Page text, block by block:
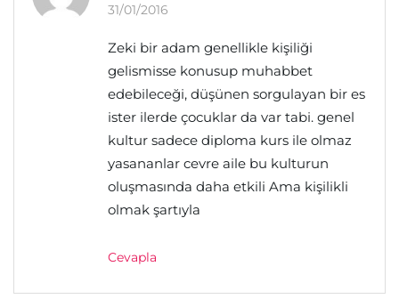
31/01/2016
Zeki bir adam genellikle kişiliği
gelismisse konusup muhabbet
edebileceği, düşünen sorgulayan bir es
ister ilerde çocuklar da var tabi. genel
kultur sadece diploma kurs ile olmaz
yasananlar cevre aile bu kulturun
oluşmasında daha etkili Ama kişilikli
olmak şartıyla
Cevapla